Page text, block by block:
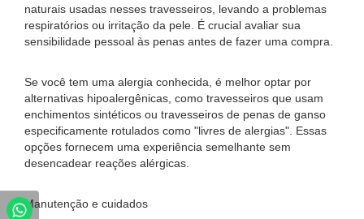
naturais usadas nesses travesseiros, levando a problemas
respiratórios ou irritação da pele. É crucial avaliar sua
sensibilidade pessoal às penas antes de fazer uma compra.
Se você tem uma alergia conhecida, é melhor optar por
alternativas hipoalergênicas, como travesseiros que usam
enchimentos sintéticos ou travesseiros de penas de ganso
especificamente rotulados como "livres de alergias". Essas
opções fornecem uma experiência semelhante sem
desencadear reações alérgicas.
Manutenção e cuidados